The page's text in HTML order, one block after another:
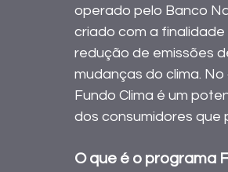
operado pelo Banco
criado com a
redução de emissões
mudanças do clima.
Fundo Clima é um
dos consumidores que
O que é o programa